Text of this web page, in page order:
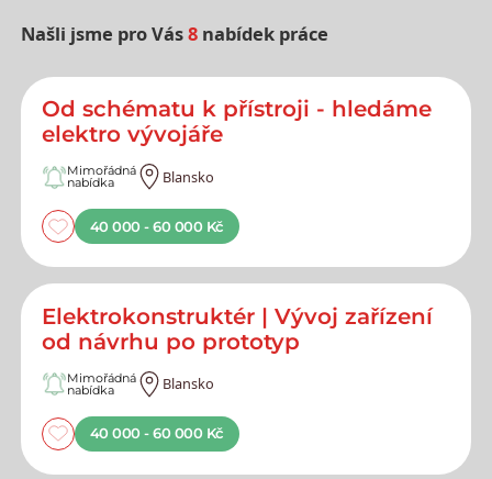
Našli jsme pro Vás8 nabídek práce
Nejnovější nabídky práce
Od schématu k přístroji - hledáme
elektro vývojáře
Mimořádná
nabídka Blansko
40 000 - 60 000 Kč
Elektrokonstruktér | Vývoj zařízení
od návrhu po prototyp
Mimořádná
nabídka Blansko
40 000 - 60 000 Kč